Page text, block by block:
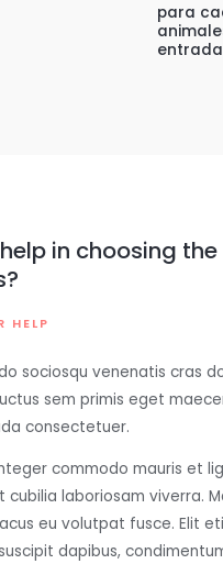
para
in choosing
HELP
sociosqu venenatis cras
sem primis eget
consectetuer.
commodo mauris et
cubilia laboriosam viverra.
eu volutpat fusce. Elit
dapibus,